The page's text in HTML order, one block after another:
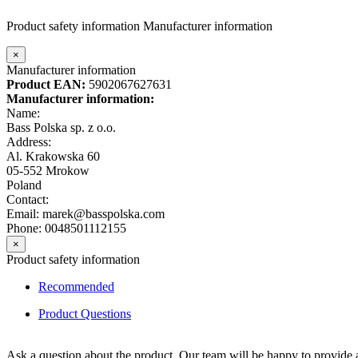
Product safety information Manufacturer information
×
Manufacturer information
Product EAN: 5902067627631
Manufacturer information:
Name:
Bass Polska sp. z o.o.
Address:
Al. Krakowska 60
05-552 Mrokow
Poland
Contact:
Email: marek@basspolska.com
Phone: 0048501112155
×
Product safety information
Recommended
Product Questions